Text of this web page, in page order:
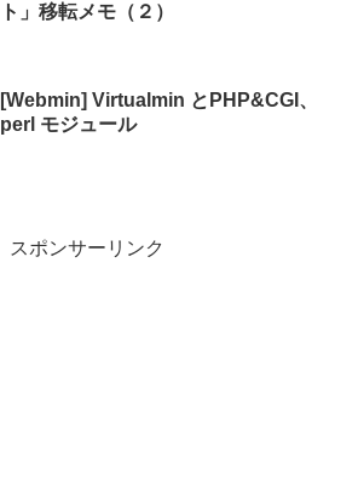
ト」移転メモ（２）
[Webmin] Virtualmin とPHP&CGI、
perl モジュール
スポンサーリンク